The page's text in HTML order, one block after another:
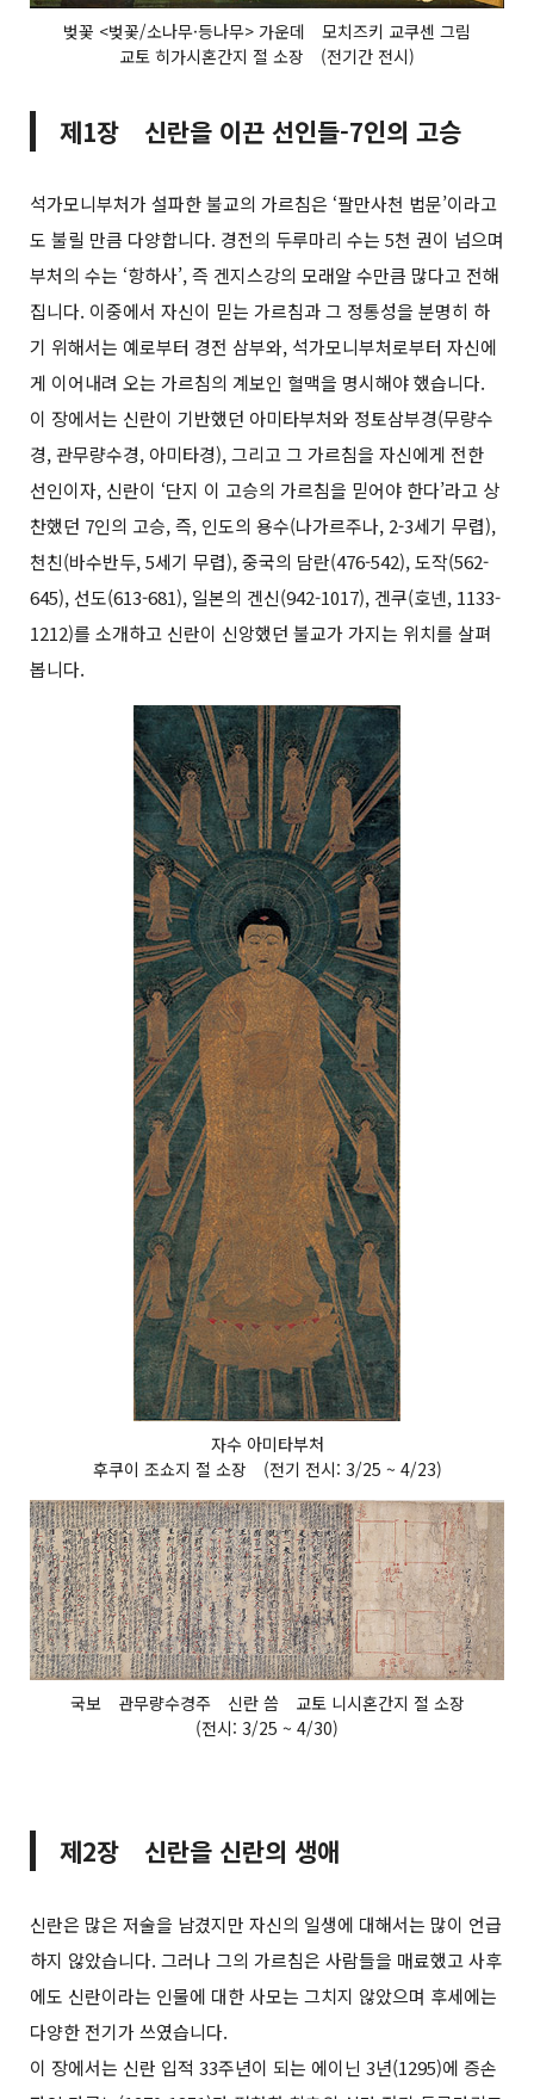
벚꽃 <벚꽃/소나무·등나무> 가운데 모치즈키 교쿠센 그림
교토 히가시혼간지 절 소장 (전기간 전시)
제1장 신란을 이끈 선인들-7인의 고승
석가모니부처가 설파한 불교의 가르침은 ‘팔만사천 법문’이라고
도 불릴 만큼 다양합니다. 경전의 두루마리 수는 5천 권이 넘으며
부처의 수는 ‘항하사’, 즉 겐지스강의 모래알 수만큼 많다고 전해
집니다. 이중에서 자신이 믿는 가르침과 그 정통성을 분명히 하
기 위해서는 예로부터 경전 삼부와, 석가모니부처로부터 자신에
게 이어내려 오는 가르침의 계보인 혈맥을 명시해야 했습니다.
이 장에서는 신란이 기반했던 아미타부처와 정토삼부경(무량수
경, 관무량수경, 아미타경), 그리고 그 가르침을 자신에게 전한
선인이자, 신란이 ‘단지 이 고승의 가르침을 믿어야 한다’라고 상
찬했던 7인의 고승, 즉, 인도의 용수(나가르주나, 2-3세기 무렵),
천친(바수반두, 5세기 무렵), 중국의 담란(476-542), 도작(562-
645), 선도(613-681), 일본의 겐신(942-1017), 겐쿠(호넨, 1133-
1212)를 소개하고 신란이 신앙했던 불교가 가지는 위치를 살펴
봅니다.
자수 아미타부처
후쿠이 조쇼지 절 소장 (전기 전시: 3/25 ~ 4/23)
국보 관무량수경주 신란 씀 교토 니시혼간지 절 소장
(전시: 3/25 ~ 4/30)
제2장 신란을 신란의 생애
신란은 많은 저술을 남겼지만 자신의 일생에 대해서는 많이 언급
하지 않았습니다. 그러나 그의 가르침은 사람들을 매료했고 사후
에도 신란이라는 인물에 대한 사모는 그치지 않았으며 후세에는
다양한 전기가 쓰였습니다.
이 장에서는 신란 입적 33주년이 되는 에이닌 3년(1295)에 증손